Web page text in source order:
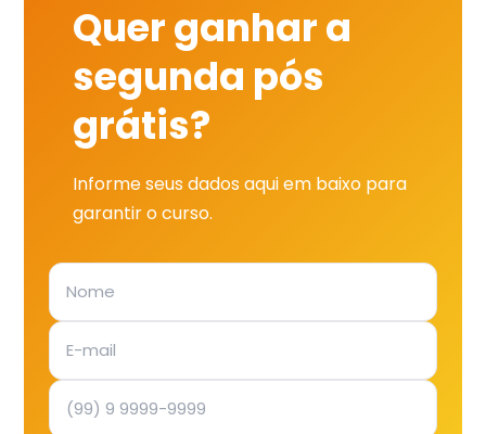
Quer ganhar a
segunda pós
grátis?
Informe seus dados aqui em baixo para
garantir o curso.